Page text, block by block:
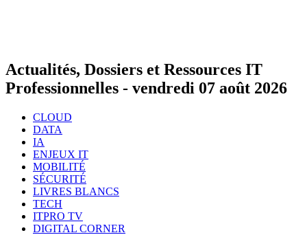
Actualités, Dossiers et Ressources IT
Professionnelles - vendredi 07 août 2026
CLOUD
DATA
IA
ENJEUX IT
MOBILITÉ
SÉCURITÉ
LIVRES BLANCS
TECH
ITPRO TV
DIGITAL CORNER